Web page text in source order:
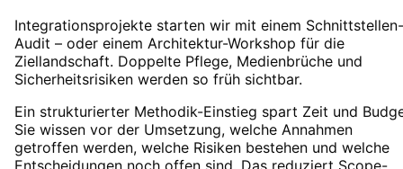
Integrationsprojekte starten wir mit einem Schnittstellen-
Audit – oder einem Architektur-Workshop für die
Ziellandschaft. Doppelte Pflege, Medienbrüche und
Sicherheitsrisiken werden so früh sichtbar.
Ein strukturierter Methodik-Einstieg spart Zeit und
Sie wissen vor der Umsetzung, welche Annahmen
getroffen werden, welche Risiken bestehen und welche
Entscheidungen noch offen sind. Das reduziert Scope-